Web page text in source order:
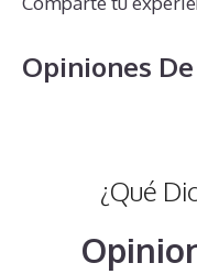
Opiniones
¿Qué